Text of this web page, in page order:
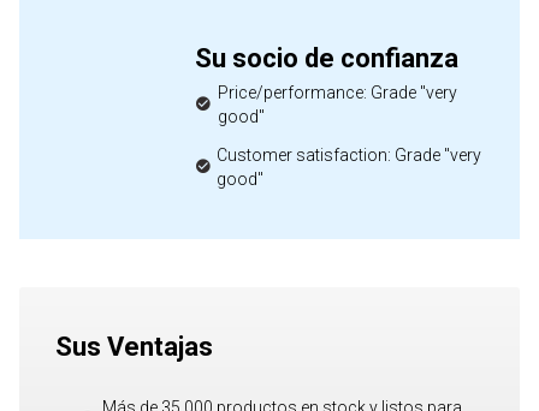
Su socio de confianza
Price/performance: Grade "very
good"
Customer satisfaction: Grade "very
good"
Sus Ventajas